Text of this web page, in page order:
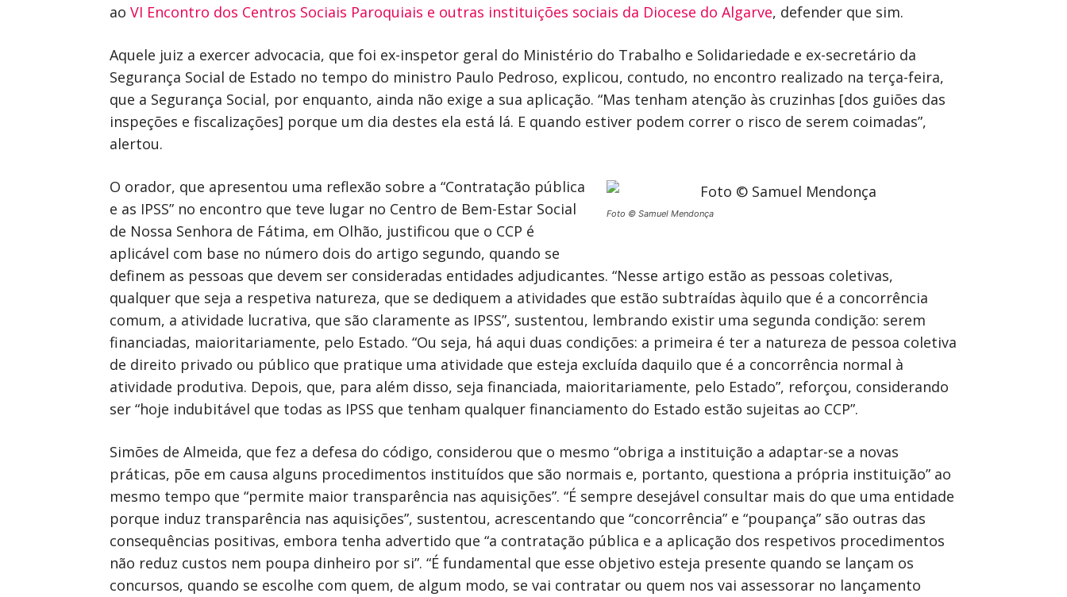
ao VI Encontro dos Centros Sociais Paroquiais e outras instituições sociais da Diocese do Algarve, defender que sim.
Aquele juiz a exercer advocacia, que foi ex-inspetor geral do Ministério do Trabalho e Solidariedade e ex-secretário da
Segurança Social de Estado no tempo do ministro Paulo Pedroso, explicou, contudo, no encontro realizado na terça-feira,
que a Segurança Social, por enquanto, ainda não exige a sua aplicação. “Mas tenham atenção às cruzinhas [dos guiões das
inspeções e fiscalizações] porque um dia destes ela está lá. E quando estiver podem correr o risco de serem coimadas”,
alertou.
Foto © Samuel Mendonça
O orador, que apresentou uma reflexão sobre a “Contratação pública
e as IPSS” no encontro que teve lugar no Centro de Bem-Estar Social
de Nossa Senhora de Fátima, em Olhão, justificou que o CCP é
aplicável com base no número dois do artigo segundo, quando se
definem as pessoas que devem ser consideradas entidades adjudicantes. “Nesse artigo estão as pessoas coletivas,
qualquer que seja a respetiva natureza, que se dediquem a atividades que estão subtraídas àquilo que é a concorrência
comum, a atividade lucrativa, que são claramente as IPSS”, sustentou, lembrando existir uma segunda condição: serem
financiadas, maioritariamente, pelo Estado. “Ou seja, há aqui duas condições: a primeira é ter a natureza de pessoa coletiva
de direito privado ou público que pratique uma atividade que esteja excluída daquilo que é a concorrência normal à
atividade produtiva. Depois, que, para além disso, seja financiada, maioritariamente, pelo Estado”, reforçou, considerando
ser “hoje indubitável que todas as IPSS que tenham qualquer financiamento do Estado estão sujeitas ao CCP”.
Simões de Almeida, que fez a defesa do código, considerou que o mesmo “obriga a instituição a adaptar-se a novas
práticas, põe em causa alguns procedimentos instituídos que são normais e, portanto, questiona a própria instituição” ao
mesmo tempo que “permite maior transparência nas aquisições”. “É sempre desejável consultar mais do que uma entidade
porque induz transparência nas aquisições”, sustentou, acrescentando que “concorrência” e “poupança” são outras das
consequências positivas, embora tenha advertido que “a contratação pública e a aplicação dos respetivos procedimentos
não reduz custos nem poupa dinheiro por si”. “É fundamental que esse objetivo esteja presente quando se lançam os
concursos, quando se escolhe com quem, de algum modo, se vai contratar ou quem nos vai assessorar no lançamento